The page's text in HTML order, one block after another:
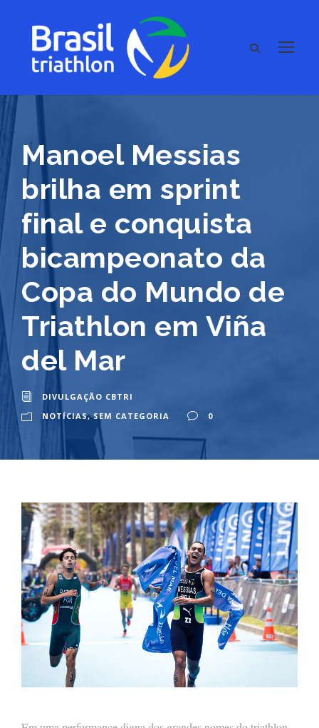
Manoel Messias
brilha em sprint
final e conquista
bicampeonato da
Copa do Mundo de
Triathlon em Viña
del Mar
DIVULGAÇÃO CBTRI
NOTÍCIAS, SEM CATEGORIA 0